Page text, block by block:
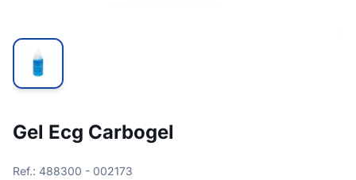
Gel Ecg Carbogel
Ref.: 488300 - 002173